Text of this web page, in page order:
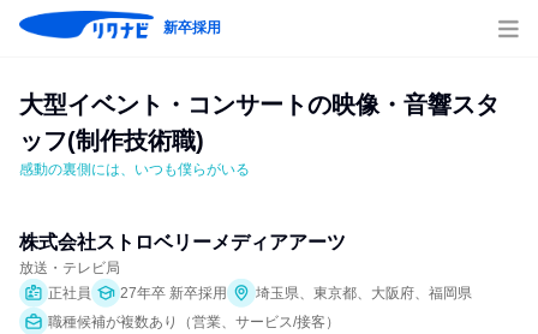
新卒採用
大型イベント・コンサートの映像・音響スタ
ッフ(制作技術職)
感動の裏側には、いつも僕らがいる
株式会社ストロベリーメディアアーツ
放送・テレビ局
正社員
27年卒 新卒採用
埼玉県、東京都、大阪府、福岡県
職種候補が複数あり（営業、サービス/接客）